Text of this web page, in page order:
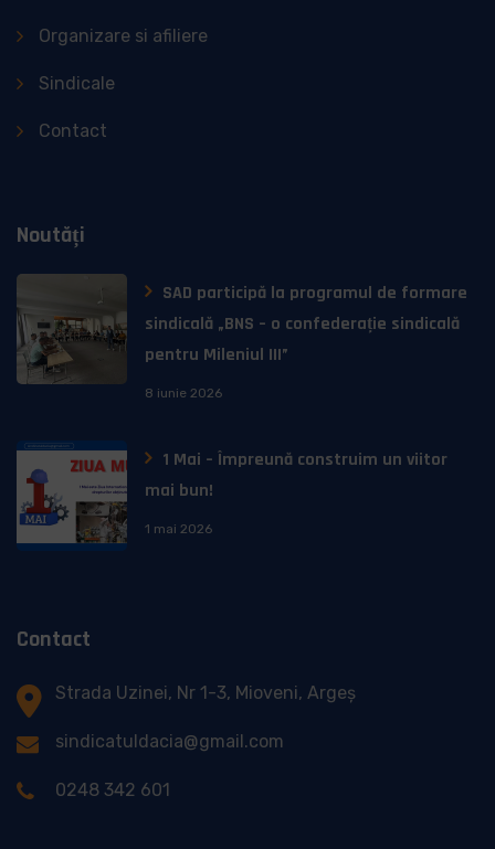
Organizare si afiliere
Sindicale
Contact
Noutăți
SAD participă la programul de formare
sindicală „BNS – o confederație sindicală
pentru Mileniul III”
8 iunie 2026
1 Mai – Împreună construim un viitor
mai bun!
1 mai 2026
Contact
Strada Uzinei, Nr 1-3, Mioveni, Argeș
sindicatuldacia@gmail.com
0248 342 601